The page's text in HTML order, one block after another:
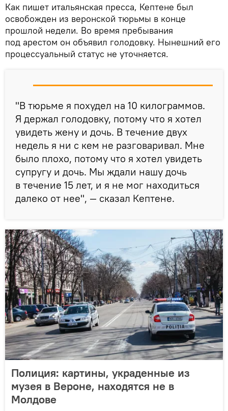
Как пишет итальянская пресса, Кептене был
освобожден из веронской тюрьмы в конце
прошлой недели. Во время пребывания
под арестом он объявил голодовку. Нынешний его
процессуальный статус не уточняется.
"В тюрьме я похудел на 10 килограммов.
Я держал голодовку, потому что я хотел
увидеть жену и дочь. В течение двух
недель я ни с кем не разговаривал. Мне
было плохо, потому что я хотел увидеть
супругу и дочь. Мы ждали нашу дочь
в течение 15 лет, и я не мог находиться
далеко от нее", — сказал Кептене.
Полиция: картины, украденные из
музея в Вероне, находятся не в
Молдове